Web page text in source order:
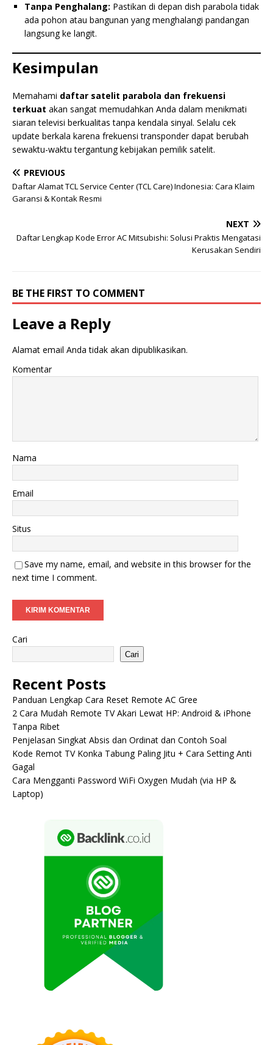
Tanpa Penghalang: Pastikan di depan dish parabola tidak
ada pohon atau bangunan yang menghalangi pandangan
langsung ke langit.
Kesimpulan
Memahami daftar satelit parabola dan frekuensi
terkuat akan sangat memudahkan Anda dalam menikmati
siaran televisi berkualitas tanpa kendala sinyal. Selalu cek
update berkala karena frekuensi transponder dapat berubah
sewaktu-waktu tergantung kebijakan pemilik satelit.
PREVIOUS
Daftar Alamat TCL Service Center (TCL Care) Indonesia: Cara Klaim
Garansi & Kontak Resmi
NEXT
Daftar Lengkap Kode Error AC Mitsubishi: Solusi Praktis Mengatasi
Kerusakan Sendiri
BE THE FIRST TO COMMENT
Leave a Reply
Alamat email Anda tidak akan dipublikasikan.
Komentar
Nama
Email
Situs
Save my name, email, and website in this browser for the
next time I comment.
Cari
Cari
Recent Posts
Panduan Lengkap Cara Reset Remote AC Gree
2 Cara Mudah Remote TV Akari Lewat HP: Android & iPhone
Tanpa Ribet
Penjelasan Singkat Absis dan Ordinat dan Contoh Soal
Kode Remot TV Konka Tabung Paling Jitu + Cara Setting Anti
Gagal
Cara Mengganti Password WiFi Oxygen Mudah (via HP &
Laptop)